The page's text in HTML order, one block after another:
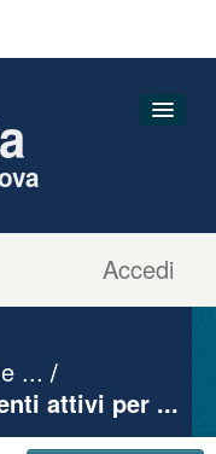
Accedi
...
attivi per ...